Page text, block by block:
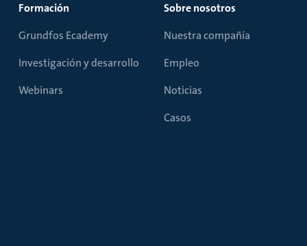
Formación
Grundfos Ecademy
Investigación y desarrollo
Webinars
Sobre nosotros
Nuestra compañía
Empleo
Noticias
Casos